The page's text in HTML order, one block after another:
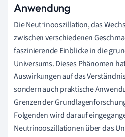
Anwendung
Die Neutrinooszillation, das
zwischen verschiedenen
faszinierende Einblicke in die
Universums. Dieses Phänomen
Auswirkungen auf das
sondern auch praktische
Grenzen der
Folgenden wird darauf
Neutrinooszillationen über das